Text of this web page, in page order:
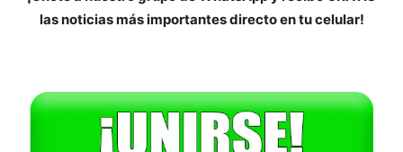
las noticias más importantes directo en tu celular!